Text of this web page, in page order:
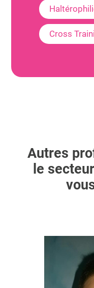
Cross
Autres
le